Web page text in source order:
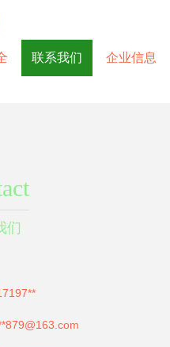
联系我们 企业信息
们
879@163.com